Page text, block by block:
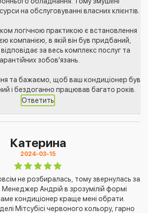
на обслуговуванні власних клієнтів.
логічною практикою є встановлення
компанією, в якій він був придбаний,
за весь комплекс послуг та
зобов'язань.
та бажаємо, щоб ваш кондиціонер був
і бездоганно працював багато років.
Ответить
Катерина
2024-03-15
не розбиралась, тому звернулась за
Менеджер Андрій в зрозумілій формі
кондиціонер краще мені обрати.
Мітсубісі червоного кольору, гарно